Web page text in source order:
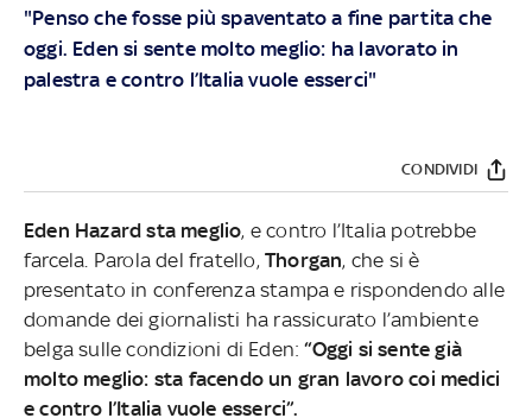
"Penso che fosse più spaventato a fine partita che
oggi. Eden si sente molto meglio: ha lavorato in
palestra e contro l’Italia vuole esserci"
CONDIVIDI
Eden Hazard sta meglio, e contro l’Italia potrebbe
farcela. Parola del fratello, Thorgan, che si è
presentato in conferenza stampa e rispondendo alle
domande dei giornalisti ha rassicurato l’ambiente
belga sulle condizioni di Eden:“Oggi si sente già
molto meglio: sta facendo un gran lavoro coi medici
e contro l’Italia vuole esserci”.